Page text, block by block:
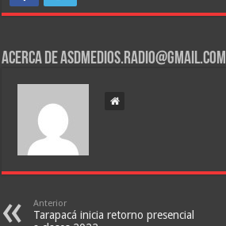
Acerca de asdmedios.radio@gmail.com
Anterior
Tarapacá inicia retorno presencial